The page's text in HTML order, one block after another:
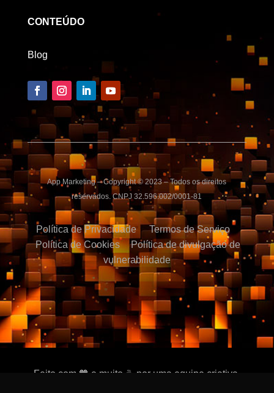
CONTEÚDO
Blog
App Marketing – Copyright © 2023 – Todos os direitos
reservados. CNPJ 32.596.002/0001-81
Política de Privacidade
Termos de Serviço
Política de Cookies
Política de divulgação de
vulnerabilidade
Feito com 🧡 e muito ☕ por uma equipe criativa.